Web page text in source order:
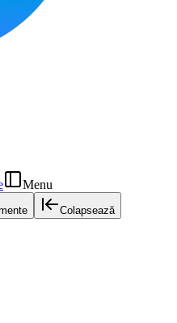
Menu
Colapsează